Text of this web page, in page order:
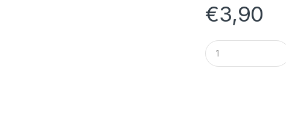
€3,90
Tinteiro
Compativel
Epson